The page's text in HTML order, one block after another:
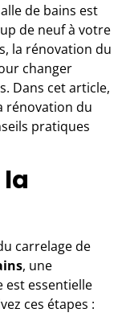
de bains est
de neuf à votre
la rénovation du
changer
Dans cet article,
rénovation du
pratiques
carrelage de
, une
est essentielle
ces étapes :